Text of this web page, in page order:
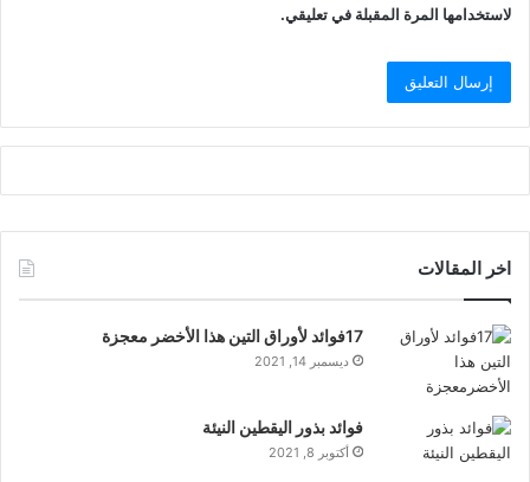
لاستخدامها المرة المقبلة في تعليقي.
اخر المقالات
17فوائد لأوراق التين هذا الأخضر معجزة
ديسمبر 14, 2021
فوائد بذور اليقطين النيئة
أكتوبر 8, 2021